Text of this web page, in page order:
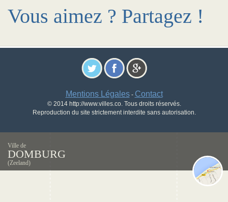
Vous aimez ? Partagez !
Mentions Légales- Contact
© 2014 http://www.villes.co. Tous droits réservés.
Reproduction du site strictement interdite sans autorisation.
Ville de
DOMBURG
(Zeeland)